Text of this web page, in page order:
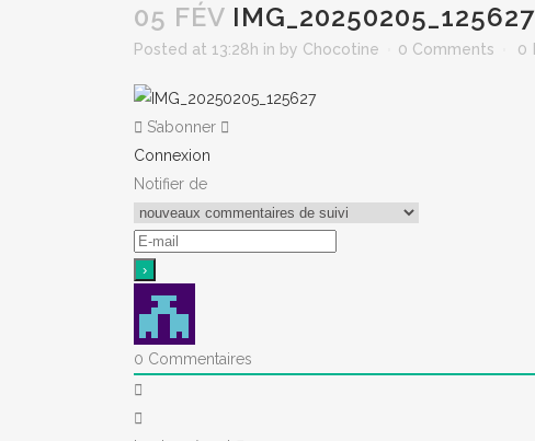
05 FÉV IMG_20250205_125627
Posted at 13:28h in by Chocotine 0 Comments 0
S’abonner
Connexion
Notifier de
0 Commentaires